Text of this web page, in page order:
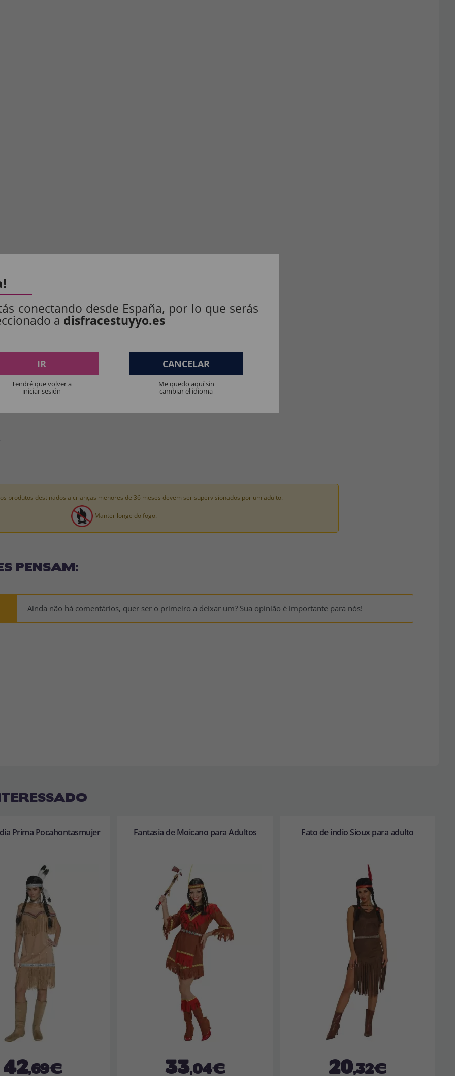
PRODUTOS:
POLIÉSTER.
produtos destinados a crianças menores de 36 meses devem ser supervisionados por um adulto.
Manter longe do fogo.
PENSAM:
Ainda não há comentários, quer ser o primeiro a deixar um? Sua opinião é importante para nós!
Prima Pocahontasmujer
42,69€
Fantasia de Moicano para Adultos
33,04€
Fato de índio Sioux para adulto
20,32€
conectando desde España, por lo que serás
a disfracestuyyo.es
IR
Tendré que volver a
iniciar sesión
CANCELAR
Me quedo aquí sin
cambiar el idioma